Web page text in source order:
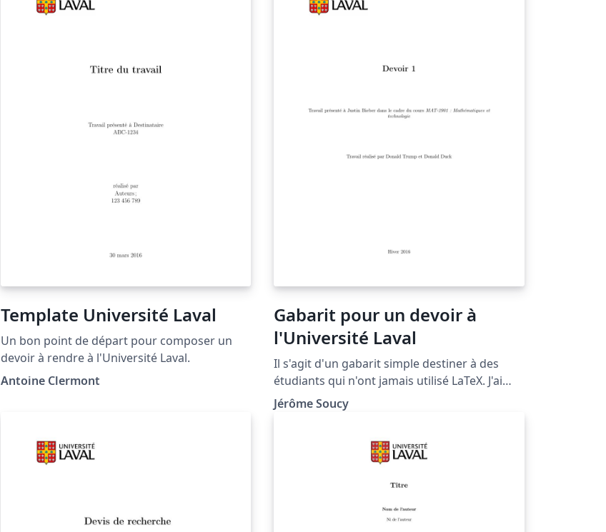
Template Université Laval
Un bon point de départ pour composer un
devoir à rendre à l'Université Laval.
Antoine Clermont
Gabarit pour un devoir à
l'Université Laval
Il s'agit d'un gabarit simple destiner à des
étudiants qui n'ont jamais utilisé LaTeX. J'ai
inclus plusieurs commentaires afin de donner
quelques explications quant aux commandes
Jérôme Soucy